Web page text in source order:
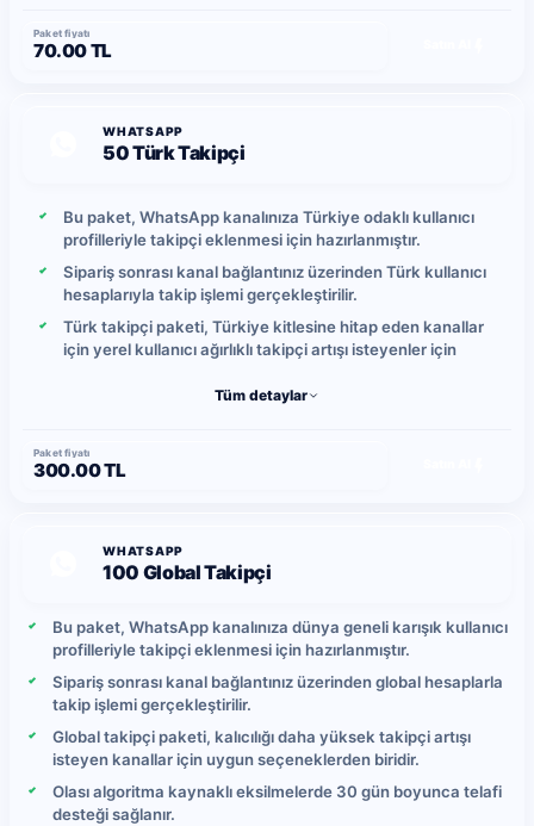
Paket fiyatı
70.00 TL
WHATSAPP
50 Türk Takipçi
Bu paket, WhatsApp kanalınıza Türkiye odaklı kullanıcı
profilleriyle takipçi eklenmesi için hazırlanmıştır.
Sipariş sonrası kanal bağlantınız üzerinden Türk kullanıcı
hesaplarıyla takip işlemi gerçekleştirilir.
Türk takipçi paketi, Türkiye kitlesine hitap eden kanallar
için yerel kullanıcı ağırlıklı takipçi artışı isteyenler için
Gönderimler kontrollü şekilde ilerletilir ve günlük takipçi
arasında değişebilir.
Yerel kullanıcı hareketlerine bağlı olarak zaman içinde
edebilir.
Tüm detaylar
Paket fiyatı
300.00 TL
WHATSAPP
100 Global Takipçi
Bu paket, WhatsApp kanalınıza dünya geneli karışık kullanıcı
profilleriyle takipçi eklenmesi için hazırlanmıştır.
Sipariş sonrası kanal bağlantınız üzerinden global hesaplarla
takip işlemi gerçekleştirilir.
Global takipçi paketi, kalıcılığı daha yüksek takipçi artışı
isteyen kanallar için uygun seçeneklerden biridir.
Olası algoritma kaynaklı eksilmelerde 30 gün boyunca telafi
desteği sağlanır.